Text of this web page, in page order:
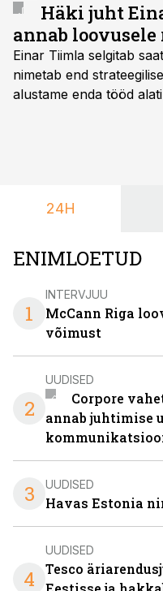
Häki juht
annab
Einar Tiimla selgitab
nimetab end
alustame enda tööd
24H
ENIMLOETUD
1
INTERVJUU
McCann Riga
võimust
2
UUDISED
Corpore
annab juhtimise
3 UUDISED
Havas Estonia
4
UUDISED
Tesco